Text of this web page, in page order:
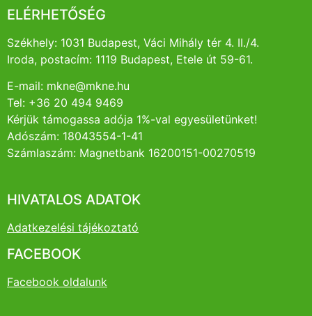
ELÉRHETŐSÉG
Székhely: 1031 Budapest, Váci Mihály tér 4. II./4.
Iroda, postacím: 1119 Budapest, Etele út 59-61.
E-mail: mkne@mkne.hu
Tel: +36 20 494 9469
Kérjük támogassa adója 1%-val egyesületünket!
Adószám: 18043554-1-41
Számlaszám: Magnetbank 16200151-00270519
HIVATALOS ADATOK
Adatkezelési tájékoztató
FACEBOOK
Facebook oldalunk